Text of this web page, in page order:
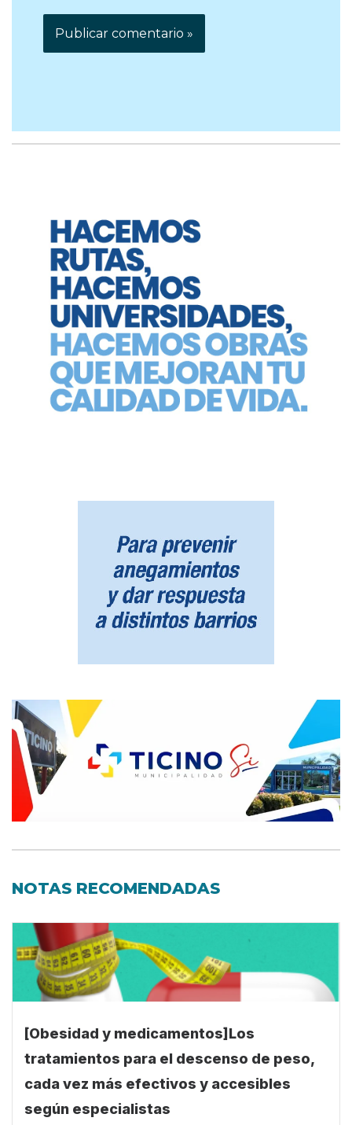
NOTAS RECOMENDADAS
[Obesidad y medicamentos]Los
tratamientos para el descenso de peso,
cada vez más efectivos y accesibles
según especialistas